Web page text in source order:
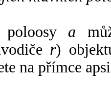
a
r)
na přímce